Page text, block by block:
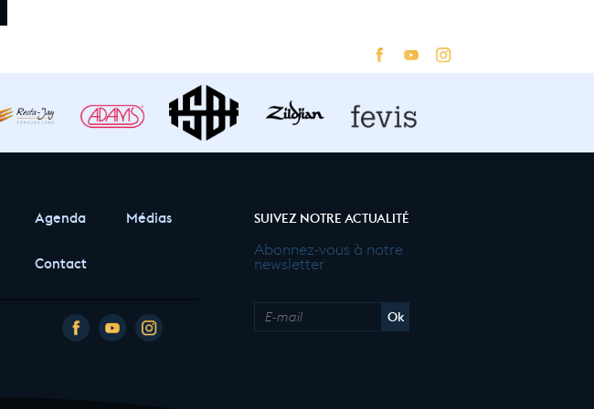
Agenda Médias
Contact
SUIVEZ NOTRE ACTUALITÉ
Abonnez-vous à notre
newsletter